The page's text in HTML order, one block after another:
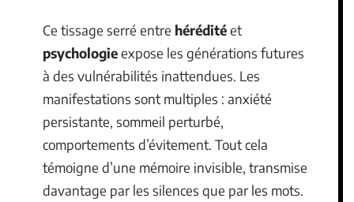
Ce tissage serré entre héréditéet
psychologieexpose les générations futures
à des vulnérabilités inattendues. Les
manifestations sont multiples : anxiété
persistante, sommeil perturbé,
comportements d’évitement. Tout cela
témoigne d’une mémoire invisible, transmise
davantage par les silences que par les mots.